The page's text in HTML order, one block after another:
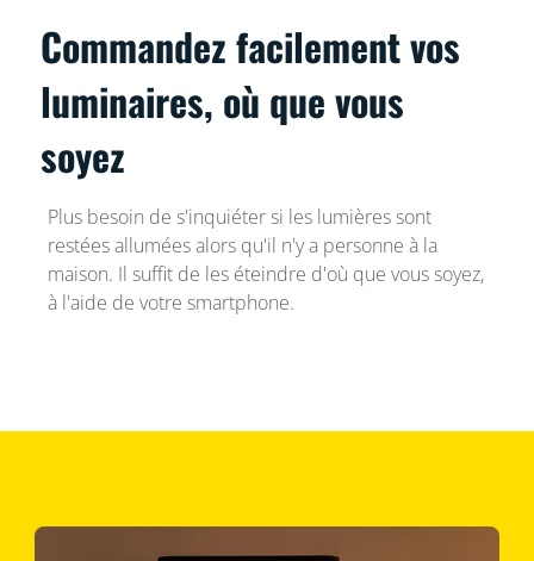
Commandez facilement vos
luminaires, où que vous
soyez
Plus besoin de s'inquiéter si les lumières sont
restées allumées alors qu'il n'y a personne à la
maison. Il suffit de les éteindre d'où que vous soyez,
à l'aide de votre smartphone.